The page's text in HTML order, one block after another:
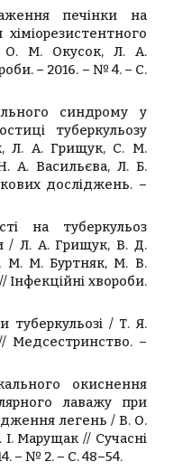
печінки на
О. М. Окусок, Л. А.
– 2016. – № 4. – С.
синдрому у
туберкульозу
Л. А. Грищук, С. М.
А. Васильєва, Л. Б.
досліджень. –
на туберкульоз
/ Л. А. Грищук, В. Д.
М. М. Буртняк, М. В.
хвороби.
туберкульозі / Т. Я.
Медсестринство. –
окиснення
лаважу при
легень / В. О.
Марущак // Сучасні
– № 2. – С. 48–54.